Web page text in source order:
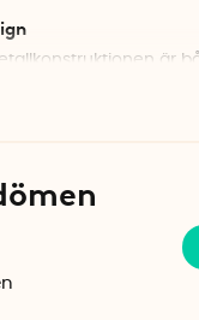
är
ett mjukt grepp som